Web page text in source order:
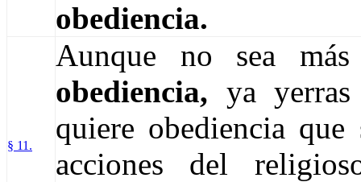
obediencia.
§ 11.
Aunque no sea
obediencia, ya
quiere obediencia
acciones del